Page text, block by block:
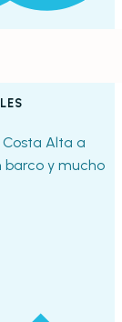
Alta a
barco y mucho